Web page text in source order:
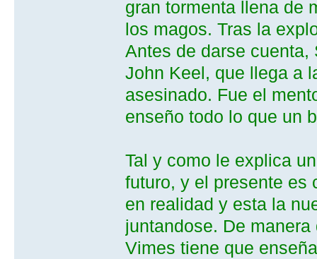
gran tormenta llena de
los magos. Tras la
Antes de darse
John Keel, que llega a
asesinado. Fue el
enseño todo lo que un
Tal y como le explica
futuro, y el presente es
en realidad y esta la
juntandose. De
Vimes tiene que